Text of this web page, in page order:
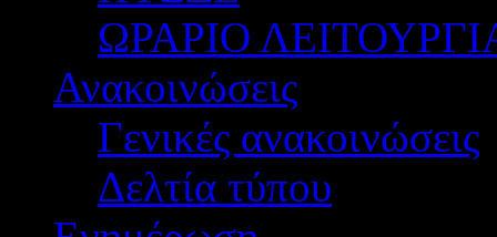
ΩΡΑΡΙΟ
Ανακοινώσεις
Γενικές ανακοινώσεις
Δελτία τύπου